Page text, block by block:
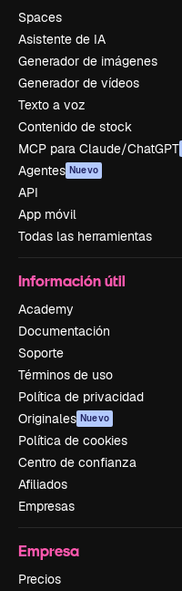
Spaces
Asistente de IA
Generador de imágenes
Generador de vídeos
Texto a voz
Contenido de stock
MCP para Claude/ChatGPT
Agentes Nuevo
API
App móvil
Todas las herramientas
Información útil
Academy
Documentación
Soporte
Términos de uso
Política de privacidad
Originales Nuevo
Política de cookies
Centro de confianza
Afiliados
Empresas
Empresa
Precios